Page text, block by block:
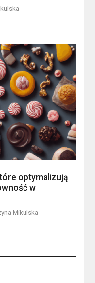
optymalizują
w
Mikulska